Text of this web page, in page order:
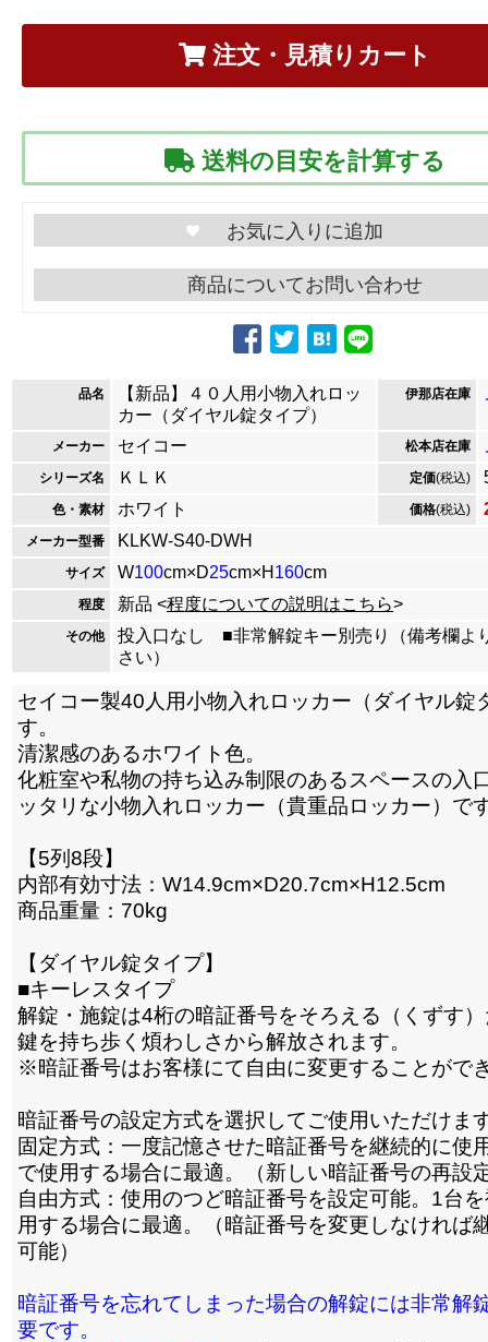
注文・見積りカート
送料の目安を計算する
商品についてお問い合わせ
品名
【新品】４０人用小物入れロッ
カー（ダイヤル錠タイプ）
伊那店在庫
メーカー セイコー 松本店在庫
シリーズ名 ＫＬＫ 定価(税込)
色・素材 ホワイト 価格(税込)
メーカー型番 KLKW-S40-DWH
サイズ W100cm×D25cm×H 160cm
程度 新品 <程度についての説明はこちら>
その他
投入口なし ■非常解錠キー別売り（備考欄よ
さい）
セイコー製40人用小物入れロッカー（ダイヤル錠
す。
清潔感のあるホワイト色。
化粧室や私物の持ち込み制限のあるスペースの入
ッタリな小物入れロッカー（貴重品ロッカー）で
【5列8段】
内部有効寸法：W14.9cm×D20.7cm×H12.5cm
商品重量：70kg
【ダイヤル錠タイプ】
■キーレスタイプ
解錠・施錠は4桁の暗証番号をそろえる（くずす
鍵を持ち歩く煩わしさから解放されます。
※暗証番号はお客様にて自由に変更することがで
暗証番号の設定方式を選択してご使用いただけま
固定方式：一度記憶させた暗証番号を継続的に使
で使用する場合に最適。（新しい暗証番号の再設
自由方式：使用のつど暗証番号を設定可能。1台
用する場合に最適。（暗証番号を変更しなければ
可能）
暗証番号を忘れてしまった場合の解錠には非常解
要です。